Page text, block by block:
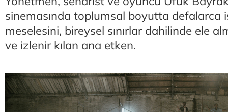
sinemasında toplumsal boyutta defalarca
meselesini, bireysel sınırlar dahilinde ele
ve izlenir kılan ana etken.